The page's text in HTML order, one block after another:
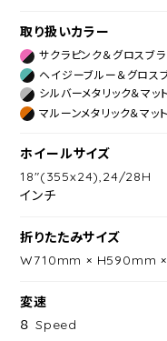
取り扱いカラー
サクラピンク＆グロスブラ
ヘイジーブルー＆グロス
シルバーメタリック＆マッ
マルーンメタリック＆マッ
ホイールサイズ
18"(355x24),24/28H
インチ
折りたたみサイズ
W710mm × H590mm
変速
８ Speed